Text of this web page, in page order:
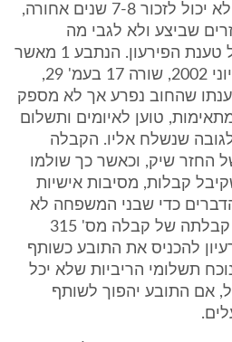
מתי ניתן השיק כאן, וגם לא יכול לזכור 7-8 שנים אחורה,
שביצע ולא לגבי מה
שקיבל, וזאת בהקשר של טענת הפירעון. הנתבע 1 מאשר
קיום חוב כלפי התובע ביוני 2002, שורה 17 בעמ' 29,
שהחוב נפרע אך לא מספק
טוען לאיומים ותשלום
לגובה שנשלח אליו. הקבלה
החזר שיק, וכאשר כך שולמו
שקיבל קבלות, מסיבות אישיות
כדי שבני המשפחה לא
ידעו. הנתבע הכחיש את קבלתה של קבלה מס' 315
להכניס את התובע כשותף
תשלומי הריביות שלא יכל
אם התובע יהפוך לשותף